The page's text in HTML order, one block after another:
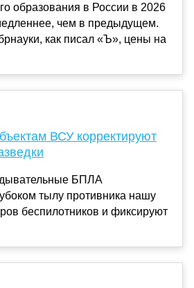
образования в России в 2026
чем в предыдущем.
как писал «Ъ», цены на
ВСУ корректируют
БПЛА
тылу противника нашу
беспилотников и фиксируют